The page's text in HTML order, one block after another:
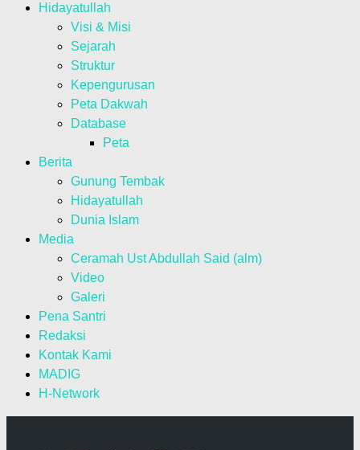
Hidayatullah
Visi & Misi
Sejarah
Struktur
Kepengurusan
Peta Dakwah
Database
Peta
Berita
Gunung Tembak
Hidayatullah
Dunia Islam
Media
Ceramah Ust Abdullah Said (alm)
Video
Galeri
Pena Santri
Redaksi
Kontak Kami
MADIG
H-Network